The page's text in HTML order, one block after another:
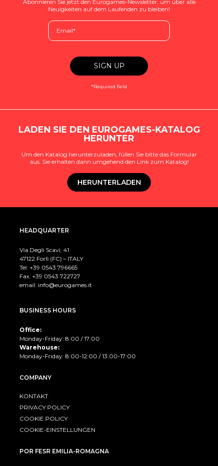
Abonnieren Sie jetzt den Eurogames-Newsletter, um über alle
Neuigkeiten auf dem Laufenden zu bleiben!
*Required field
LADEN SIE DEN EUROGAMES-KATALOG
HERUNTER
Um den Katalog herunterzuladen, füllen Sie bitte das Formular
aus. Sie erhalten dann umgehend den Link zum Katalog!
HERUNTERLADEN
HEADQUARTER
Via Degli Scavi, 41
47122 Forlì (FC) – ITALY
Tel. +39 0543 796665
Fax. +39 0543 722727
email: info@eurogames.it
BUSINESS HOURS
Office:
Monday-Friday: 8:00 / 17:00
Warehouse:
Monday-Friday: 8:00-12:00 / 13:00-17:00
COMPANY
KONTAKT
PRIVACY POLICY
COOKIE POLICY
COOKIE-EINSTELLUNGEN
POR FESR EMILIA-ROMAGNA